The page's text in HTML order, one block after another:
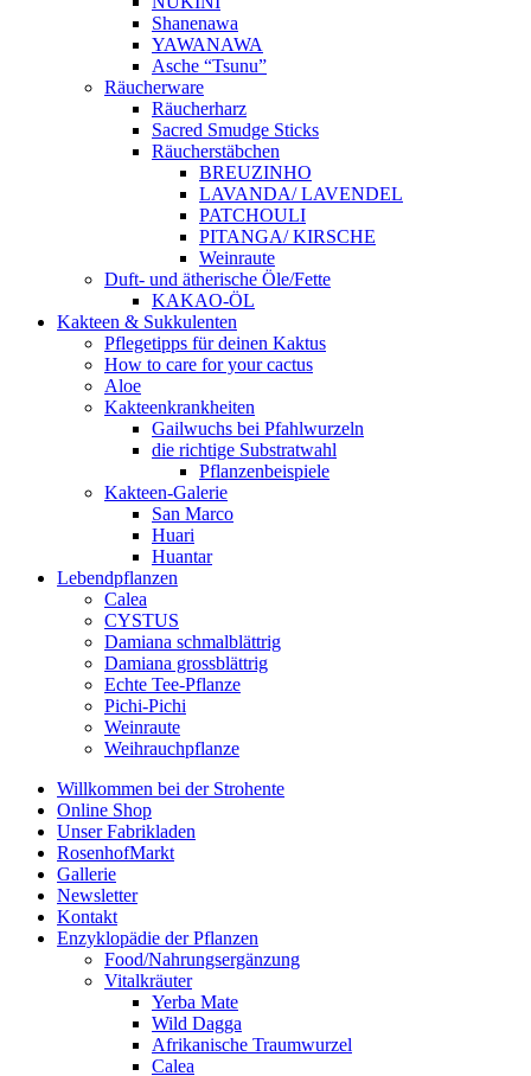
Shanenawa
YAWANAWA
Asche “Tsunu”
Räucherware
Räucherharz
Sacred Smudge Sticks
Räucherstäbchen
BREUZINHO
LAVANDA/ LAVENDEL
PATCHOULI
PITANGA/ KIRSCHE
Weinraute
Duft- und ätherische Öle/Fette
KAKAO-ÖL
Kakteen & Sukkulenten
Pflegetipps für deinen Kaktus
How to care for your cactus
Aloe
Kakteenkrankheiten
Gailwuchs bei Pfahlwurzeln
die richtige Substratwahl
Pflanzenbeispiele
Kakteen-Galerie
San Marco
Huari
Huantar
Lebendpflanzen
Calea
CYSTUS
Damiana schmalblättrig
Damiana grossblättrig
Echte Tee-Pflanze
Pichi-Pichi
Weinraute
Weihrauchpflanze
Willkommen bei der Strohente
Online Shop
Unser Fabrikladen
RosenhofMarkt
Gallerie
Newsletter
Kontakt
Enzyklopädie der Pflanzen
Food/Nahrungsergänzung
Vitalkräuter
Yerba Mate
Wild Dagga
Afrikanische Traumwurzel
Calea